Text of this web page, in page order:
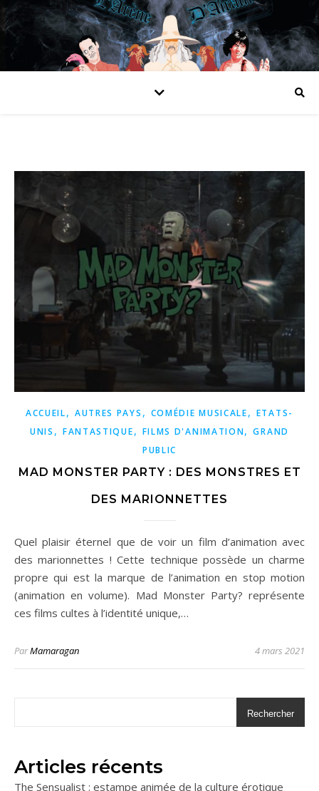
ACCUEIL, AUTRES PAYS , COMÉDIE MUSICALE, ETATS-
UNIS , FANTASTIQUE, FILMS D'ANIMATION,GRAND
PUBLIC
MAD MONSTER PARTY : DES MONSTRES ET
DES MARIONNETTES
Quel plaisir éternel que de voir un film d’animation avec
des marionnettes ! Cette technique possède un charme
propre qui est la marque de l’animation en stop motion
(animation en volume). Mad Monster Party? représente
ces films cultes à l’identité unique,…
ParMamaragan 4 mars 2021
Rechercher
Articles récents
The Sensualist : estampe animée de la culture érotique